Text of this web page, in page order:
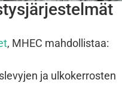
, MHEC mahdollistaa:
ja ulkokerrosten